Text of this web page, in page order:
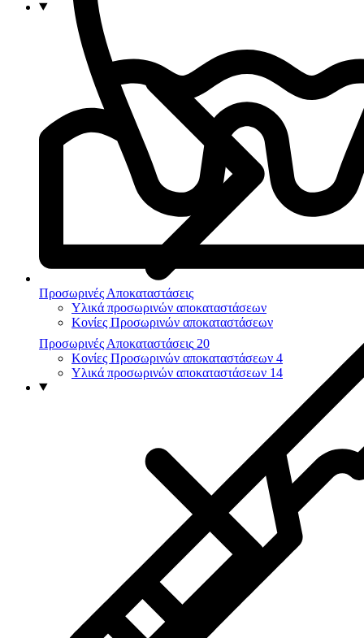
Προσωρινές Αποκαταστάσεις
Υλικά προσωρινών αποκαταστάσεων
Κονίες Προσωρινών αποκαταστάσεων
Προσωρινές Αποκαταστάσεις 20
Κονίες Προσωρινών αποκαταστάσεων 4
Υλικά προσωρινών αποκαταστάσεων 14